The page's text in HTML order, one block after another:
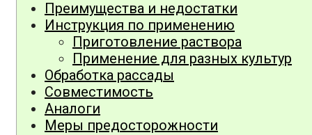
Преимущества и недостатки
Инструкция по применению
Приготовление раствора
Применение для разных культур
Обработка рассады
Совместимость
Аналоги
Меры предосторожности